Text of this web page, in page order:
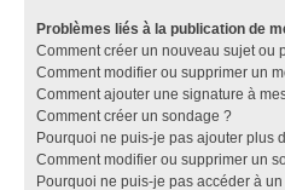
Problèmes liés à la publication de
Comment créer un nouveau sujet ou
Comment modifier ou supprimer un
Comment ajouter une signature à
Comment créer un sondage ?
Pourquoi ne puis-je pas ajouter plus
Comment modifier ou supprimer un
Pourquoi ne puis-je pas accéder à